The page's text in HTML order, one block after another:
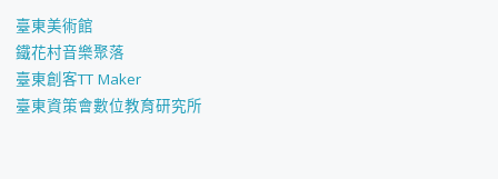
臺東美術館
鐵花村音樂聚落
臺東創客TT Maker
臺東資策會數位教育研究所